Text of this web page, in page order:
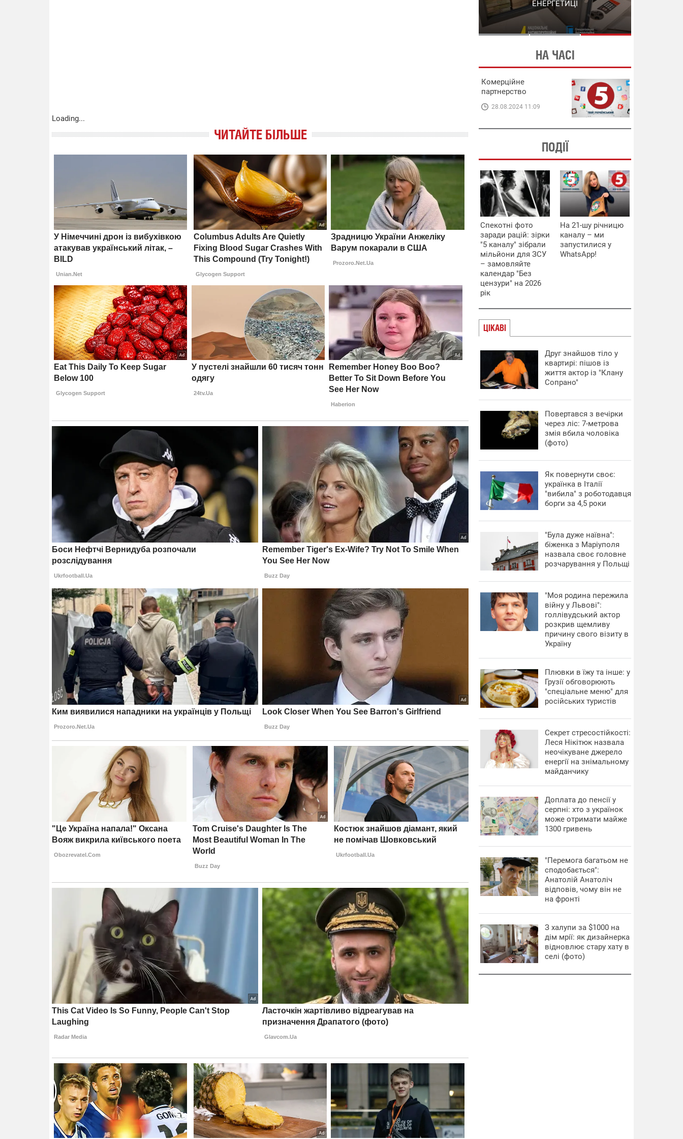
Loading...
ЧИТАЙТЕ БІЛЬШЕ
СХЕМИ В ЕНЕРГЕТИЦІ
ЕНЕРГЕТИЦІ
НА ЧАСІ
Комерційне
партнерство
28.08.2024 11:09
ПОДІЇ
Спекотні фото
заради рацій: зірки
"5 каналу" зібрали
мільйони для ЗСУ
– замовляйте
календар "Без
цензури" на 2026
рік
На 21-шу річницю
каналу – ми
запустилися у
WhatsApp!
ЦІКАВІ
Друг знайшов тіло у
квартирі: пішов із
життя актор із "Клану
Сопрано"
Повертався з вечірки
через ліс: 7-метрова
змія вбила чоловіка
(фото)
​Як повернути своє:
українка в Італії
"вибила" з роботодавця
борги за 4,5 роки
"Була дуже наївна":
біженка з Маріуполя
назвала своє головне
розчарування у Польщі
"Моя родина пережила
війну у Львові":
голлівудський актор
розкрив щемливу
причину свого візиту в
Україну
Плювки в їжу та інше: у
Грузії обговорюють
"спеціальне меню" для
російських туристів
Секрет стресостійкості:
Леся Нікітюк назвала
неочікуване джерело
енергії на знімальному
майданчику
Доплата до пенсії у
серпні: хто з українок
може отримати майже
1300 гривень
"Перемога багатьом не
сподобається":
Анатолій Анатоліч
відповів, чому він не
на фронті
З халупи за $1000 на
дім мрії: як дизайнерка
відновлює стару хату в
селі (фото)